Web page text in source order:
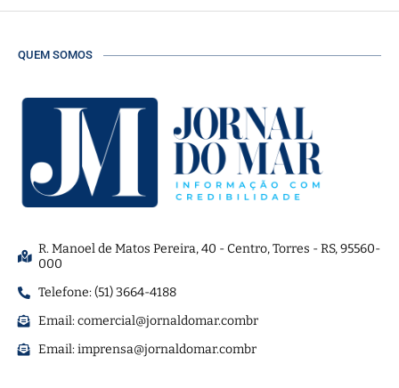
QUEM SOMOS
R. Manoel de Matos Pereira, 40 - Centro, Torres - RS, 95560-
000
Telefone: (51) 3664-4188
Email:comercial@jornaldomar.combr
Email:imprensa@jornaldomar.combr